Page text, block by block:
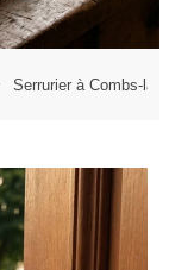
Serrurier à Combs-la-